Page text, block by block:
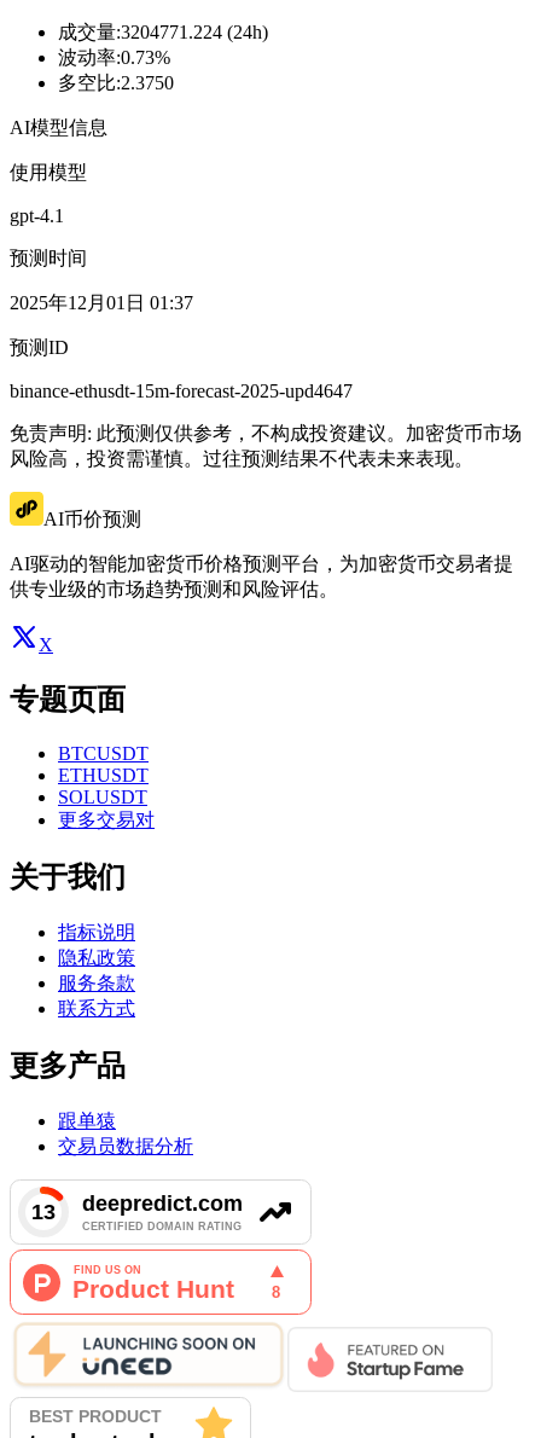
成交量:3204771.224 (24h)
波动率:0.73%
多空比:2.3750
AI模型信息
使用模型
gpt-4.1
预测时间
2025年12月01日 01:37
预测ID
binance-ethusdt-15m-forecast-2025-upd4647
免责声明: 此预测仅供参考，不构成投资建议。加密货币市场
风险高，投资需谨慎。过往预测结果不代表未来表现。
AI币价预测
AI驱动的智能加密货币价格预测平台，为加密货币交易者提
供专业级的市场趋势预测和风险评估。
X
专题页面
BTCUSDT
ETHUSDT
SOLUSDT
更多交易对
关于我们
指标说明
隐私政策
服务条款
联系方式
更多产品
跟单猿
交易员数据分析